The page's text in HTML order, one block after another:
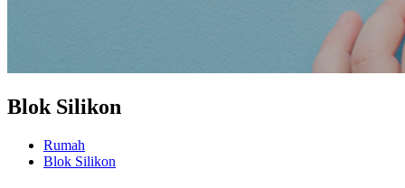
Blok Silikon
Rumah
Blok Silikon